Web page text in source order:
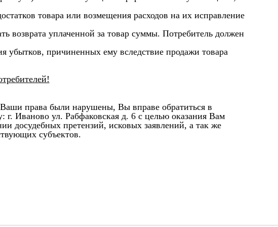
товара или возмещения расходов на их исправление
возврата уплаченной за товар суммы. Потребитель должен
убытков, причиненных ему вследствие продажи товара
права были нарушены, Вы вправе обратиться в
г. Иваново ул. Рабфаковская д. 6 с целью оказания Вам
досудебных претензий, исковых заявлений, а так же
субъектов.